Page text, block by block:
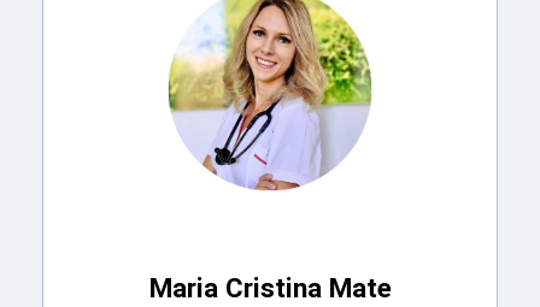
Maria Cristina Mate